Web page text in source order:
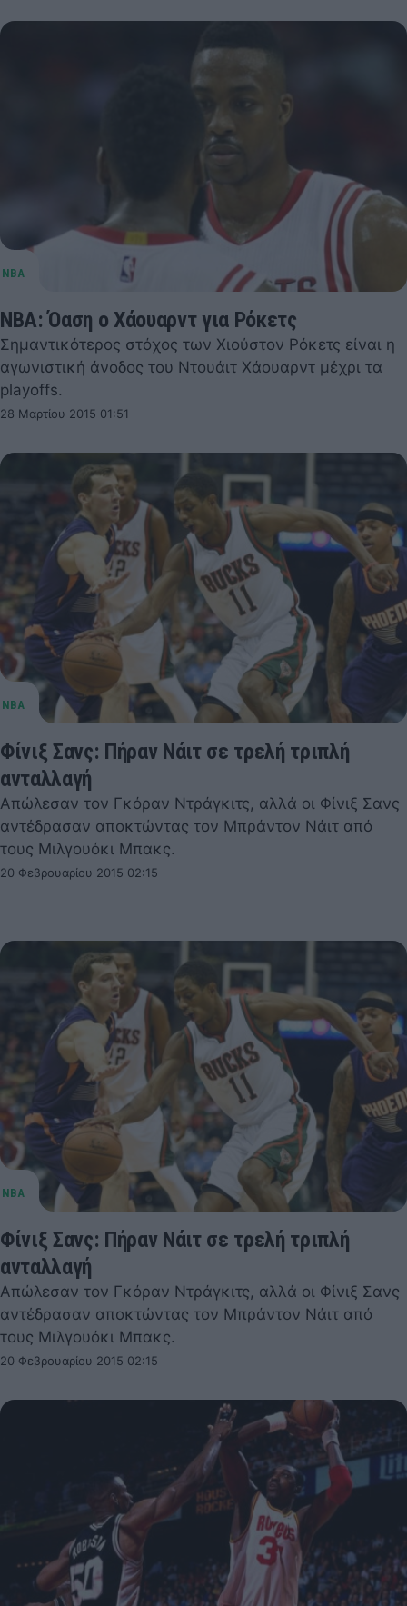
NBA: Όαση ο Χάουαρντ για Ρόκετς
Σημαντικότερος στόχος των Χιούστον Ρόκετς είναι η
αγωνιστική άνοδος του Ντουάιτ Χάουαρντ μέχρι τα
playoffs.
28 Μαρτίου 2015 01:51
Φίνιξ Σανς: Πήραν Νάιτ σε τρελή τριπλή
ανταλλαγή
Απώλεσαν τον Γκόραν Ντράγκιτς, αλλά οι Φίνιξ Σανς
αντέδρασαν αποκτώντας τον Μπράντον Νάιτ από
τους Μιλγουόκι Μπακς.
20 Φεβρουαρίου 2015 02:15
Φίνιξ Σανς: Πήραν Νάιτ σε τρελή τριπλή
ανταλλαγή
Απώλεσαν τον Γκόραν Ντράγκιτς, αλλά οι Φίνιξ Σανς
αντέδρασαν αποκτώντας τον Μπράντον Νάιτ από
τους Μιλγουόκι Μπακς.
20 Φεβρουαρίου 2015 02:15